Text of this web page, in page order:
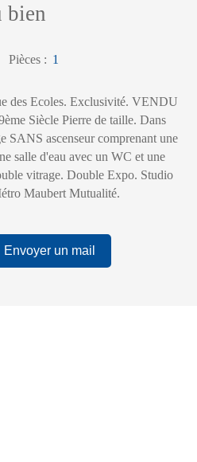
Pièces : 1
des Ecoles. Exclusivité. VENDU
Siècle Pierre de taille. Dans
SANS ascenseur comprenant une
salle d'eau avec un WC et une
vitrage. Double Expo. Studio
Maubert Mutualité.
Envoyer un mail